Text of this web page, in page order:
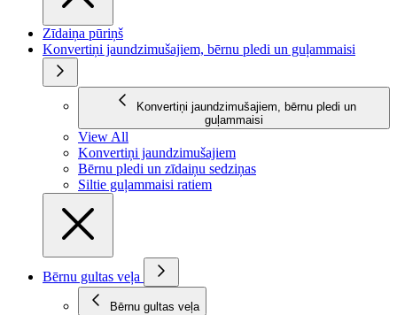
Zīdaiņa pūriņš
Konvertiņi jaundzimušajiem, bērnu pledi un guļammaisi
Konvertiņi jaundzimušajiem, bērnu pledi un
guļammaisi
View All
Konvertiņi jaundzimušajiem
Bērnu pledi un zīdaiņu sedziņas
Siltie guļammaisi ratiem
Bērnu gultas veļa
Bērnu gultas veļa